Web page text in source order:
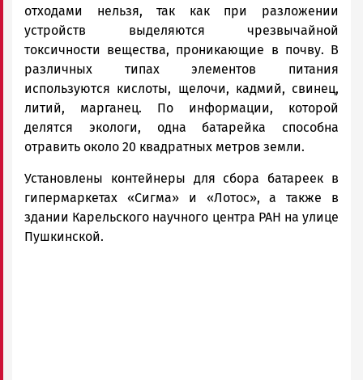
отходами нельзя, так как при разложении
устройств выделяются чрезвычайной
токсичности вещества, проникающие в почву. В
различных типах элементов питания
используются кислоты, щелочи, кадмий, свинец,
литий, марганец. По информации, которой
делятся экологи, одна батарейка способна
отравить около 20 квадратных метров земли.
Установлены контейнеры для сбора батареек в
гипермаркетах «Сигма» и «Лотос», а также в
здании Карельского научного центра РАН на улице
Пушкинской.